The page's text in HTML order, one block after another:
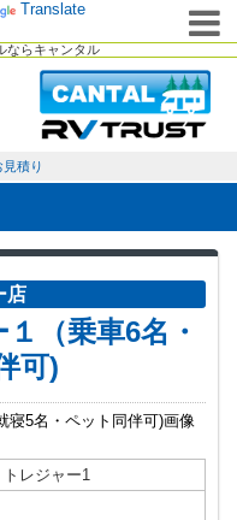
ならキャンタル
Translate
積り
店
（乗車6名・
可)
レジャー1